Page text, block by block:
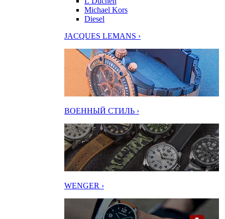
Michael Kors
Diesel
JACQUES LEMANS ›
ВОЕННЫЙ СТИЛЬ ›
WENGER ›